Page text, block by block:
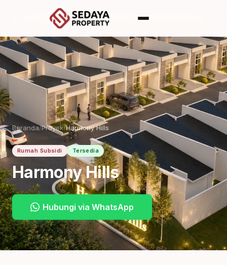
Beranda/Proyek/Harmony Hills
Rumah Subsidi Tersedia
Harmony Hills
Hubungi via WhatsApp